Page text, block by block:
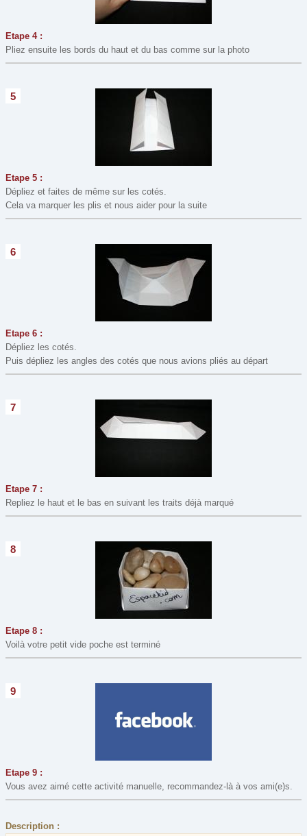
Etape 4 :
Pliez ensuite les bords du haut et du bas comme sur la photo
5
Etape 5 :
Dépliez et faites de même sur les cotés.
Cela va marquer les plis et nous aider pour la suite
6
Etape 6 :
Dépliez les cotés.
Puis dépliez les angles des cotés que nous avions pliés au départ
7
Etape 7 :
Repliez le haut et le bas en suivant les traits déjà marqué
8
Etape 8 :
Voilà votre petit vide poche est terminé
9
Etape 9 :
Vous avez aimé cette activité manuelle, recommandez-là à vos ami(e)s.
Description :